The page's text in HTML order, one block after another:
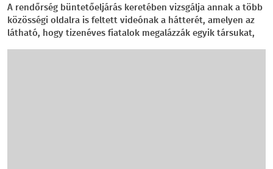
A rendőrség büntetőeljárás keretében vizsgálja annak a több
közösségi oldalra is feltett videónak a hátterét, amelyen az
látható, hogy tizenéves fiatalok megalázzák egyik társukat,